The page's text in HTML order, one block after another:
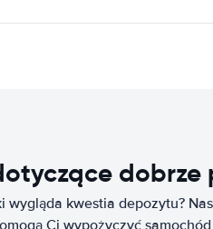
kwestia depozytu?
Ci wypożyczyć